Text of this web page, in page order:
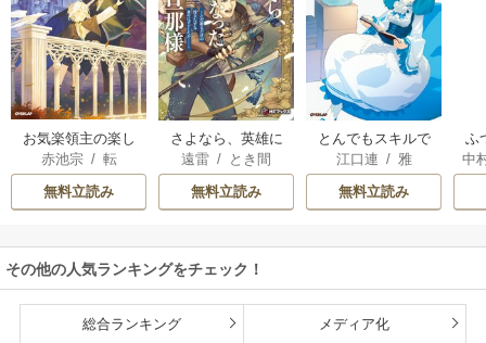
お気楽領主の楽し
い領地防衛
赤池宗/ 転
無料立読み
さよなら、英雄に
なった旦那様 ～た
だ祈るだけの役立
たずな妻のはずで
遠雷 / とき間
無料立読み
とんでもスキルで
異世界放浪メシ
江口連 / 雅
無料立読み
ふ
中
その他の人気ランキングをチェック！
総合ランキング メディア化